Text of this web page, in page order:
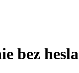
bez hesla